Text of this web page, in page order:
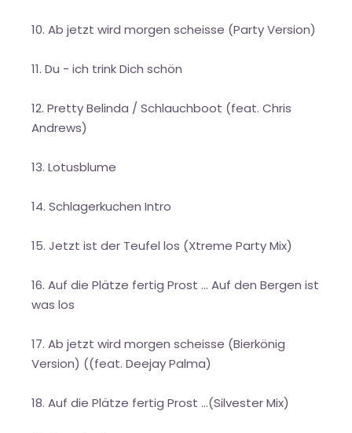
Ab jetzt wird morgen scheisse (Party Version)
Du - ich trink Dich schön
Pretty Belinda / Schlauchboot (feat. Chris
Andrews)
Lotusblume
Schlagerkuchen Intro
Jetzt ist der Teufel los (Xtreme Party Mix)
Auf die Plätze fertig Prost ... Auf den Bergen ist
was los
Ab jetzt wird morgen scheisse (Bierkönig
Version) ((feat. Deejay Palma)
Auf die Plätze fertig Prost ...(Silvester Mix)